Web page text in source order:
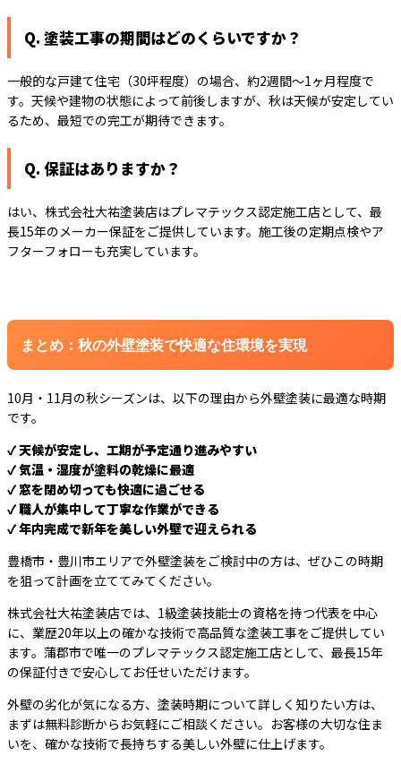
Q. 塗装工事の期間はどのくらいですか？
一般的な戸建て住宅（30坪程度）の場合、約2週間～1ヶ月程度で
す。天候や建物の状態によって前後しますが、秋は天候が安定してい
るため、最短での完工が期待できます。
Q. 保証はありますか？
はい、株式会社大祐塗装店はプレマテックス認定施工店として、最
長15年のメーカー保証をご提供しています。施工後の定期点検やア
フターフォローも充実しています。
まとめ：秋の外壁塗装で快適な住環境を実現
10月・11月の秋シーズンは、以下の理由から外壁塗装に最適な時期
です。
✓ 天候が安定し、工期が予定通り進みやすい
✓ 気温・湿度が塗料の乾燥に最適
✓ 窓を閉め切っても快適に過ごせる
✓ 職人が集中して丁寧な作業ができる
✓ 年内完成で新年を美しい外壁で迎えられる
豊橋市・豊川市エリアで外壁塗装をご検討中の方は、ぜひこの時期
を狙って計画を立ててみてください。
株式会社大祐塗装店では、1級塗装技能士の資格を持つ代表を中心
に、業歴20年以上の確かな技術で高品質な塗装工事をご提供してい
ます。蒲郡市で唯一のプレマテックス認定施工店として、最長15年
の保証付きで安心してお任せいただけます。
外壁の劣化が気になる方、塗装時期について詳しく知りたい方は、
まずは無料診断からお気軽にご相談ください。お客様の大切な住ま
いを、確かな技術で長持ちする美しい外壁に仕上げます。